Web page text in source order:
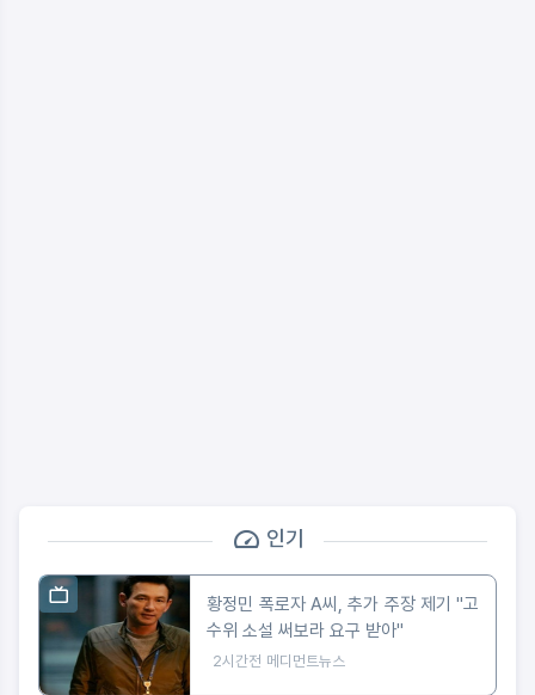
인기
황정민 폭로자 A씨, 추가 주장 제기 "고
수위 소설 써보라 요구 받아"
2시간전 메디먼트뉴스